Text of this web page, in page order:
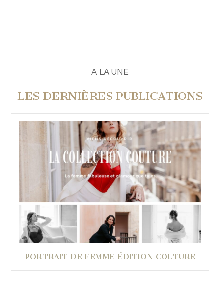
A LA UNE
LES DERNIÈRES PUBLICATIONS
PORTRAIT DE FEMME ÉDITION COUTURE